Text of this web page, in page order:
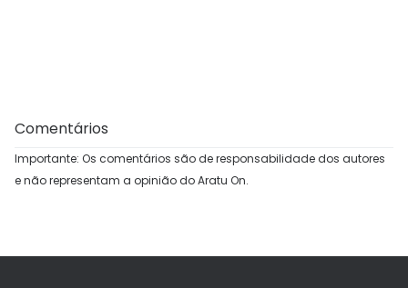
Comentários
Importante: Os comentários são de responsabilidade dos autores
e não representam a opinião do Aratu On.